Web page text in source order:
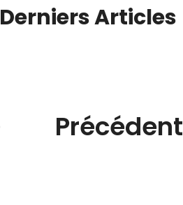
Derniers Articles
Précédent